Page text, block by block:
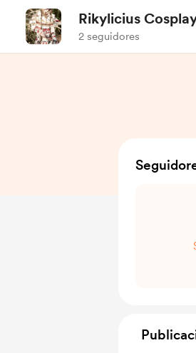
Rikylicius
2 seguidores